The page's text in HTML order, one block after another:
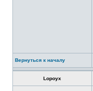
Вернуться к началу
Lopoyx